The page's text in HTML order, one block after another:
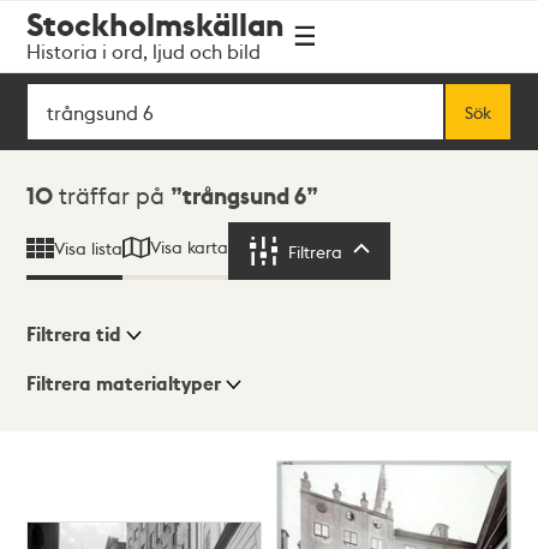
navigationen
huvudinnehållet
Stockholmskällan
Historia i ord, ljud och bild
Sök
Sök
Sökresultat
10 träffar på trångsund 6
Visa lista Visa karta Filtrera
Visningsläge
Filtrera tid
Filtrera materialtyper